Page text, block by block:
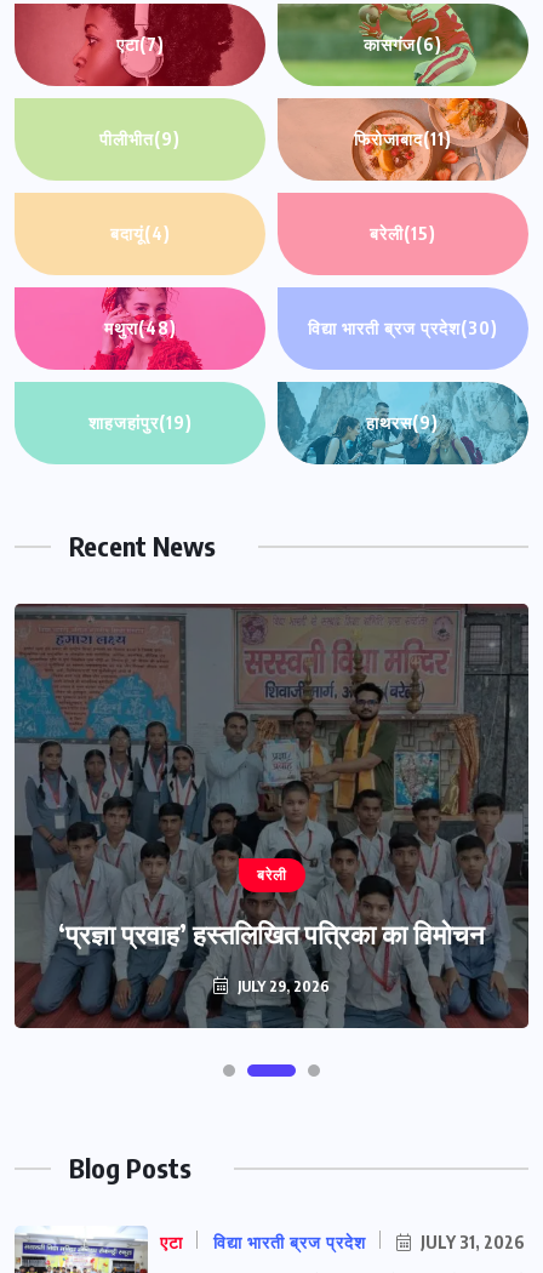
एटा(7) कासगंज(6)
पीलीभीत(9) फिरोजाबाद(11)
बदायूं(4) बरेली(15)
मथुरा(48) विद्या भारती ब्रज प्रदेश(30)
शाहजहांपुर(19) हाथरस(9)
Recent News
बरेली
‘प्रज्ञा प्रवाह’ हस्तलिखित पत्रिका का विमोचन
JULY 29, 2026
Blog Posts
एटा विद्या भारती ब्रज प्रदेश JULY 31, 2026